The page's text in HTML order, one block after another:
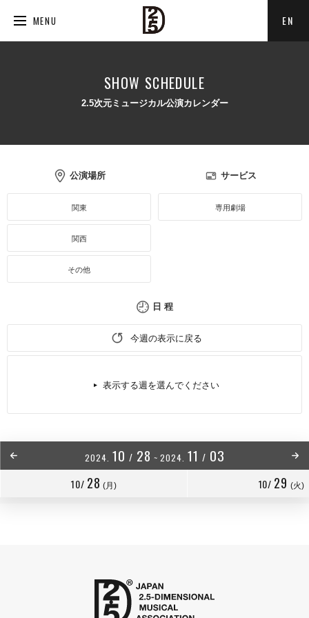
MENU EN
SHOW SCHEDULE
2.5次元ミュージカル公演カレンダー
公演場所
関東
関西
その他
日 程
今週の表示に戻る
表示する週を選んでください
サービス
専用劇場
2024. 10 / 28 ~ 2024. 11 / 03
10/ 28 (月) 10/ 29 (火)